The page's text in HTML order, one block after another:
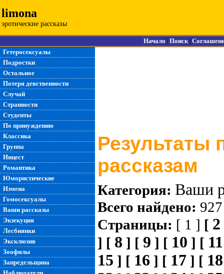
limona
эротические рассказы
Начало Поиск|
Гетеросексуалы
Подростки
Остальное
Потеря девственности
Случай
Странности
Студенты
По принуждению
Классика
Группа
Инцест
Романтика
Юмористические
Измена
Гомосексуалы
Ваши рассказы
Экзекуция
Лесбиянки
Эксклюзив
Зоофилы
Запредельщина
Результаты
рассказам
Категория: Ваши
Всего найдено:
Страницы: [ 1 ] [ 2
] [ 8 ] [ 9 ] [ 10 ] [ 11
15 ] [ 16 ] [ 17 ] [ 18